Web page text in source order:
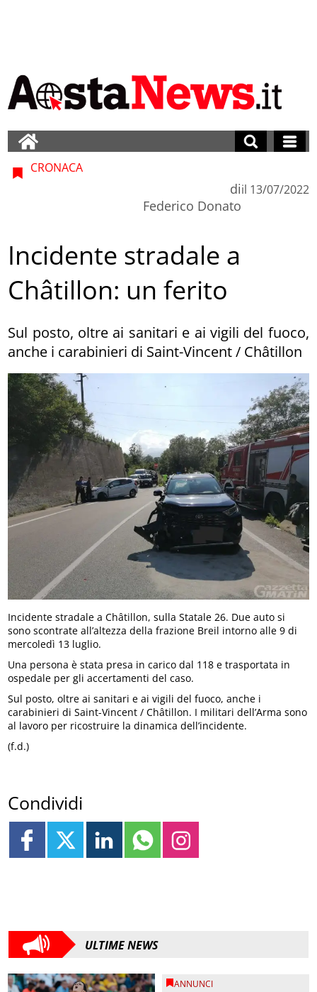
CRONACA
di
Federico Donato
il 13/07/2022
Incidente stradale a
Châtillon: un ferito
Sul posto, oltre ai sanitari e ai vigili del fuoco,
anche i carabinieri di Saint-Vincent / Châtillon
Incidente stradale a Châtillon, sulla Statale 26. Due auto si
sono scontrate all’altezza della frazione Breil intorno alle 9 di
mercoledì 13 luglio.
Una persona è stata presa in carico dal 118 e trasportata in
ospedale per gli accertamenti del caso.
Sul posto, oltre ai sanitari e ai vigili del fuoco, anche i
carabinieri di Saint-Vincent / Châtillon. I militari dell’Arma sono
al lavoro per ricostruire la dinamica dell’incidente.
(f.d.)
Condividi
ULTIME NEWS
ANNUNCI